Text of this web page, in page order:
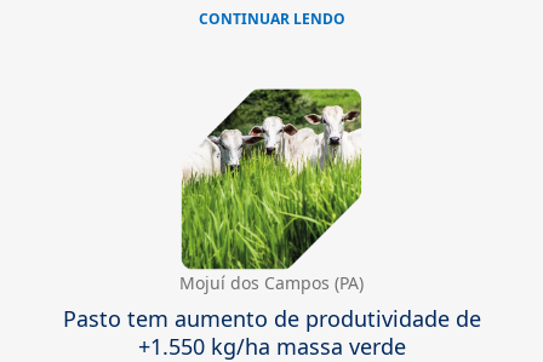
CONTINUAR LENDO
Mojuí dos Campos (PA)
Pasto tem aumento de produtividade de
+1.550 kg/ha massa verde